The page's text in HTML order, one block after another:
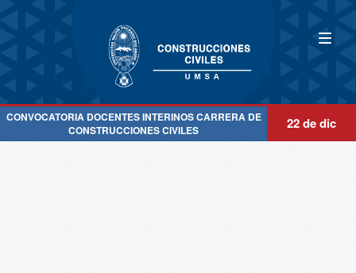
CONVOCATORIA DOCENTES INTERINOS CARRERA DE
CONSTRUCCIONES CIVILES
22 de dic